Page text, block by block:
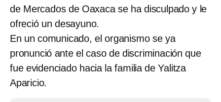
de Mercados de Oaxaca se ha disculpado y le
ofreció un desayuno.
En un comunicado, el organismo se ya
pronunció ante el caso de discriminación que
fue evidenciado hacia la familia de Yalitza
Aparicio.